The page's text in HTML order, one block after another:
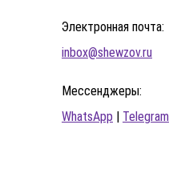
Электронная почта:
inbox@shewzov.ru
Мессенджеры:
WhatsApp | Telegram